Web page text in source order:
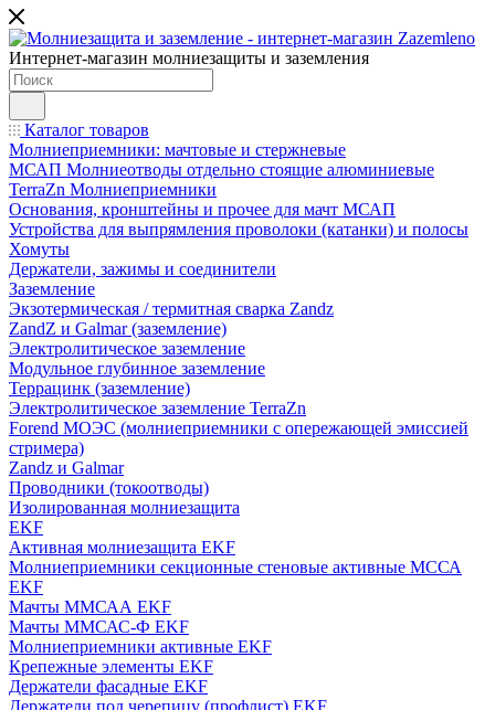
Интернет-магазин молниезащиты и заземления
Каталог товаров
Молниеприемники: мачтовые и стержневые
МСАП Молниеотводы отдельно стоящие алюминиевые
TerraZn Молниеприемники
Основания, кронштейны и прочее для мачт МСАП
Устройства для выпрямления проволоки (катанки) и полосы
Хомуты
Держатели, зажимы и соединители
Заземление
Экзотермическая / термитная сварка Zandz
ZandZ и Galmar (заземление)
Электролитическое заземление
Модульное глубинное заземление
Террацинк (заземление)
Электролитическое заземление TerraZn
Forend МОЭС (молниеприемники с опережающей эмиссией
стримера)
Zandz и Galmar
Проводники (токоотводы)
Изолированная молниезащита
EKF
Активная молниезащита EKF
Молниеприемники секционные стеновые активные МССА
EKF
Мачты ММСАА EKF
Мачты ММСАС-Ф EKF
Молниеприемники активные EKF
Крепежные элементы EKF
Держатели фасадные EKF
Держатели под черепицу (профлист) EKF